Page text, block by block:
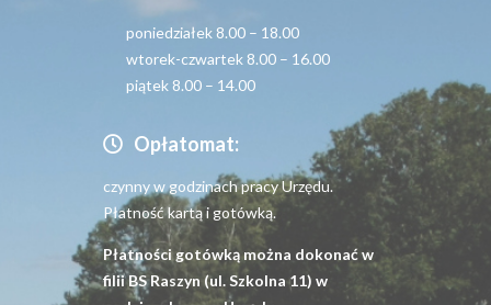
poniedziałek 8.00 – 18.00
wtorek-czwartek 8.00 – 16.00
piątek 8.00 – 14.00
Opłatomat:
czynny w godzinach pracy Urzędu.
Płatność kartą i gotówką.
Płatności gotówką można dokonać w
filii BS Raszyn (ul. Szkolna 11) w